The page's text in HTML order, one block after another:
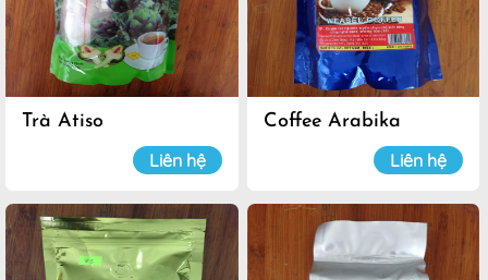
Trà Atiso
Liên hệ
Coffee Arabika
Liên hệ